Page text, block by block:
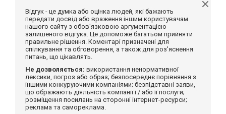
Відгук - це думка або оцінка людей, які бажають
передати досвід або враження іншим користувачам
нашого сайту з обов'язковою аргументацією
залишеного відгука. Це допоможе багатьом прийняти
правильне рішення. Коментарі призначені для
спілкування та обговорення, а також для роз'яснення
питань, що цікавлять.
Не дозволяється: використання ненормативної
лексики, погроз або образ; безпосереднє порівняння з
іншими конкуруючими компаніями; безпідставні заяви,
що ображають діяльність компанії і / або її послуги;
розміщення посилань на сторонні інтернет-ресурси;
реклама та самореклама.